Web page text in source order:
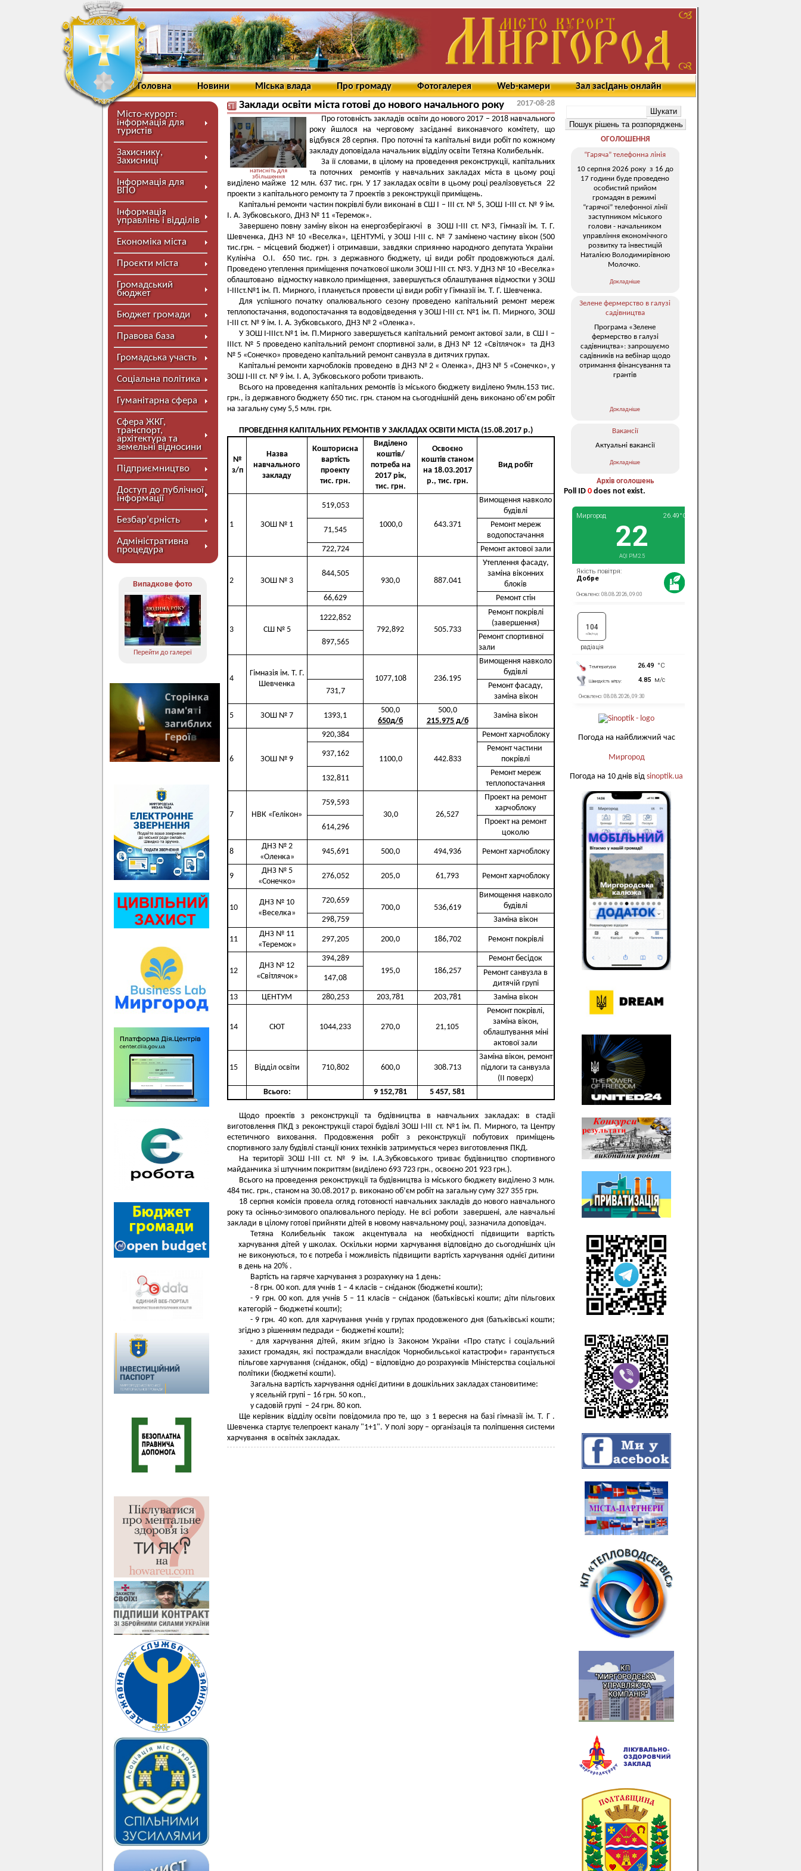
Головна Новини Міська влада Про громаду Фотогалерея Web-камери Зал засідань онлайн
Місто-курорт:
інформація для
туристів
Захиснику,
Захисниці
Інформація для
ВПО
Інформація
управлінь і відділів
Економіка міста
Проєкти міста
Громадський
бюджет
Бюджет громади
Правова база
Громадська участь
Соціальна політика
Гуманітарна сфера
Сфера ЖКГ,
транспорт,
архітектура та
земельні відносини
Підприємництво
Доступ до публічної
інформації
Безбар’єрність
Адміністративна
процедура
Випадкове фото
Перейти до галереї
Заклади освіти міста готові до нового начального року 2017-08-28
натисніть для
збільшення
Про готовність закладів освіти до нового 2017 – 2018 навчального
року йшлося на черговому засіданні виконавчого комітету, що
відбувся 28 серпня. Про поточні та капітальні види робіт по кожному
закладу доповідала начальник відділу освіти Тетяна Колибельнік.
За її словами, в цілому на проведення реконструкції, капітальних
та поточних ремонтів у навчальних закладах міста в цьому році
виділено майже 12 млн. 637 тис. грн. У 17 закладах освіти в цьому році реалізовується 22
проекти з капітального ремонту та 7 проектів з реконструкції приміщень.
Капітальні ремонти частин покрівлі були виконані в СШ І – ІІІ ст. № 5, ЗОШ І-ІІІ ст. № 9 ім.
І. А. Зубковського, ДНЗ № 11 «Теремок».
Завершено повну заміну вікон на енергозберігаючі в ЗОШ І-ІІІ ст. №3, Гімназії ім. Т. Г.
Шевченка, ДНЗ № 10 «Веселка», ЦЕНТУМі, у ЗОШ І-ІІІ с. № 7 замінено частину вікон (500
тис.грн. – місцевий бюджет) і отримавши, завдяки сприянню народного депутата України
Кулініча О.І. 650 тис. грн. з державного бюджету, ці види робіт продовжуються далі.
Проведено утеплення приміщення початкової школи ЗОШ І-ІІІ ст. №3. У ДНЗ № 10 «Веселка»
облаштовано відмостку навколо приміщення, завершується облаштування відмостки у ЗОШ
І-ІІІст.№1 ім. П. Мирного, і планується провести ці види робіт у Гімназії ім. Т. Г. Шевченка.
Для успішного початку опалювального сезону проведено капітальний ремонт мереж
теплопостачання, водопостачання та водовідведення у ЗОШ І-ІІІ ст. №1 ім. П. Мирного, ЗОШ
І-ІІІ ст. № 9 ім. І. А. Зубковського, ДНЗ № 2 «Оленка».
У ЗОШ І-ІІІст.№1 ім. П.Мирного завершується капітальний ремонт актової зали, в СШ І –
ІІІст. № 5 проведено капітальний ремонт спортивної зали, в ДНЗ № 12 «Світлячок» та ДНЗ
№ 5 «Сонечко» проведено капітальний ремонт санвузла в дитячих групах.
Капітальні ремонти харчоблоків проведено в ДНЗ № 2 « Оленка», ДНЗ № 5 «Сонечко», у
ЗОШ І-ІІІ ст. № 9 ім. І. А, Зубковського роботи тривають.
Всього на проведення капітальних ремонтів із міського бюджету виділено 9млн.153 тис.
грн., із державного бюджету 650 тис. грн. станом на сьогоднішній день виконано об’єм робіт
на загальну суму 5,5 млн. грн.
ПРОВЕДЕННЯ КАПІТАЛЬНИХ РЕМОНТІВ У ЗАКЛАДАХ ОСВІТИ МІСТА (15.08.2017 р.)
№
з/п
Назва
навчального
закладу
Кошторисна
вартість
проекту
тис. грн.
Виділено
коштів/
потреба на
2017 рік,
тис. грн.
Освоєно
коштів станом
на 18.03.2017
р., тис. грн.
Вид робіт
1 ЗОШ № 1
519,053
1000,0 643.371
Вимощення навколо
будівлі
71,545
Ремонт мереж
водопостачання
722,724
Ремонт актової зали
2 ЗОШ № 3
844,505
930,0
887.041
Утеплення фасаду,
заміна віконних
блоків
66,629
Ремонт стін
3 СШ № 5
1222,852
792,892
505.733
Ремонт покрівлі
(завершення)
897,565
Ремонт спортивної
зали
4
Гімназія ім. Т. Г.
Шевченка
1077,108 236.195
Вимощення навколо
будівлі
731,7
Ремонт фасаду,
заміна вікон
5 ЗОШ № 7 1393,1
500,0
650д/б
500,0
215.975 д/б
Заміна вікон
6 ЗОШ № 9
920,384
1100,0 442.833
Ремонт харчоблоку
937,162
Ремонт частини
покрівлі
132,811
Ремонт мереж
теплопостачання
7 НВК «Гелікон»
759,593
30,0
26,527
Проект на ремонт
харчоблоку
614,296
Проект на ремонт
цоколю
8
ДНЗ № 2
«Оленка»
945,691 500,0 494,936 Ремонт харчоблоку
9
ДНЗ № 5
«Сонечко»
276,052 205,0 61,793 Ремонт харчоблоку
10
ДНЗ № 10
«Веселка»
720,659
700,0
536,619
Вимощення навколо
будівлі
298,759
Заміна вікон
11
ДНЗ № 11
«Теремок»
297,205 200,0 186,702 Ремонт покрівлі
12
ДНЗ № 12
«Світлячок»
394,289
195,0
186,257
Ремонт бесідок
147,08
Ремонт санвузла в
дитячій групі
13
ЦЕНТУМ 280,253 203,781 203,781 Заміна вікон
14 СЮТ 1044,233 270,0 21,105
Ремонт покрівлі,
заміна вікон,
облаштування міні
актової зали
15 Відділ освіти 710,802 600,0 308.713
Заміна вікон, ремонт
підлоги та санвузла
(ІІ поверх)
Всього:
9 152,781 5 457, 581
Щодо проектів з реконструкції та будівництва в навчальних закладах: в стадії
виготовлення ПКД з реконструкції старої будівлі ЗОШ І-ІІІ ст. №1 ім. П. Мирного, та Центру
естетичного виховання. Продовження робіт з реконструкції побутових приміщень
спортивного залу будівлі станції юних техніків затримується через виготовлення ПКД.
На території ЗОШ І-ІІІ ст. № 9 ім. І.А.Зубковського триває будівництво спортивного
майданчика зі штучним покриттям (виділено 693 723 грн., освоєно 201 923 грн.).
Всього на проведення реконструкції та будівництва із міського бюджету виділено 3 млн.
484 тис. грн., станом на 30.08.2017 р. виконано об’єм робіт на загальну суму 327 355 грн.
18 серпня комісія провела огляд готовності навчальних закладів до нового навчального
року та осінньо-зимового опалювального періоду. Не всі роботи завершені, але навчальні
заклади в цілому готові прийняти дітей в новому навчальному році, зазначила доповідач.
Тетяна Колибельнік також акцентувала на необхідності підвищити вартість
харчування дітей у школах. Оскільки норми харчування відповідно до сьогоднішніх цін
не виконуються, то є потреба і можливість підвищити вартість харчування однієї дитини
в день на 20% .
Вартість на гаряче харчування з розрахунку на 1 день:
- 8 грн. 00 коп. для учнів 1 – 4 класів – сніданок (бюджетні кошти);
- 9 грн. 00 коп. для учнів 5 – 11 класів – сніданок (батьківські кошти; діти пільгових
категорій – бюджетні кошти);
- 9 грн. 40 коп. для харчування учнів у групах продовженого дня (батьківські кошти;
згідно з рішенням педради – бюджетні кошти);
- для харчування дітей, яким згідно із Законом України «Про статус і соціальний
захист громадян, які постраждали внаслідок Чорнобильської катастрофи» гарантується
пільгове харчування (сніданок, обід) – відповідно до розрахунків Міністерства соціальної
політики (бюджетні кошти).
Загальна вартість харчування однієї дитини в дошкільних закладах становитиме:
у ясельній групі – 16 грн. 50 коп.,
у садовій групі – 24 грн. 80 коп.
Ще керівник відділу освіти повідомила про те, що з 1 вересня на базі гімназії ім. Т. Г .
Шевченка стартує телепроект каналу "1+1". У полі зору – організація та поліпшення системи
харчування в освітніх закладах.
ОГОЛОШЕННЯ
“Гаряча” телефонна лінія
10 серпня 2026 року з 16 до
17 години буде проведено
особистий прийом
громадян в режимі
“гарячої” телефонної лінії
заступником міського
голови - начальником
управління економічного
розвитку та інвестицій
Наталією Володимирівною
Молочко.
Докладніше
Зелене фермерство в галузі
садівництва
Програма «Зелене
фермерство в галузі
садівництва»: запрошуємо
садівників на вебінар щодо
отримання фінансування та
грантів
Докладніше
Вакансії
Актуальні вакансії
Докладніше
Архів оголошень
Poll ID 0 does not exist.
Погода на найближчий час
Миргород
Погода на 10 днів від sinoptik.ua